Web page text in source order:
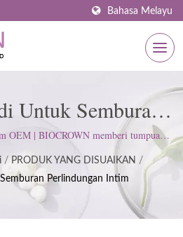
Bahasa Melayu
Untuk Semburan
Intim | Pengilang
Bertauliah ISO &
| BIOCROWN
OEM | BIOCROWN memberi tumpuan
kulit. Kami mengikuti ISO22716
(GMP); mengekalkan sikap tegas untuk
jangkaan pelanggan.
/ PRODUK YANG DISUAIKAN /
Semburan Perlindungan Intim